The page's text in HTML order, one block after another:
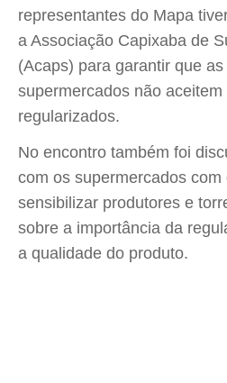
representantes do Mapa
a Associação Capixaba de
(Acaps) para garantir que
supermercados não
regularizados.
No encontro também foi
com os supermercados com
sensibilizar produtores e
sobre a importância da
a qualidade do produto.